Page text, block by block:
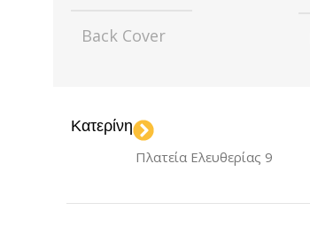
Back Cover
ΜΟΝΤΈΛΟ
Κατερίνη
Πλατεία Ελευθερίας 9